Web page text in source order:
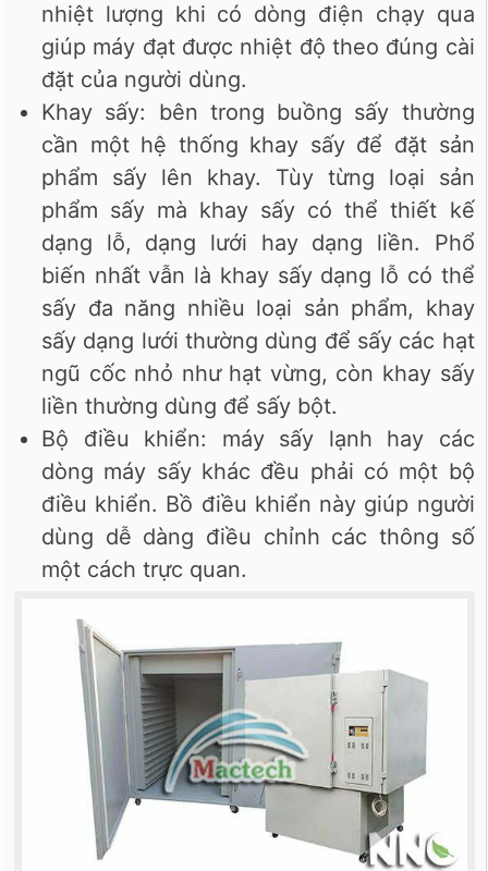
nhiệt lượng khi có dòng điện chạy qua
giúp máy đạt được nhiệt độ theo đúng cài
đặt của người dùng.
Khay sấy: bên trong buồng sấy thường
cần một hệ thống khay sấy để đặt sản
phẩm sấy lên khay. Tùy từng loại sản
phẩm sấy mà khay sấy có thể thiết kế
dạng lỗ, dạng lưới hay dạng liền. Phổ
biến nhất vẫn là khay sấy dạng lỗ có thể
sấy đa năng nhiều loại sản phẩm, khay
sấy dạng lưới thường dùng để sấy các hạt
ngũ cốc nhỏ như hạt vừng, còn khay sấy
liền thường dùng để sấy bột.
Bộ điều khiển: máy sấy lạnh hay các
dòng máy sấy khác đều phải có một bộ
điều khiển. Bồ điều khiển này giúp người
dùng dễ dàng điều chỉnh các thông số
một cách trực quan.